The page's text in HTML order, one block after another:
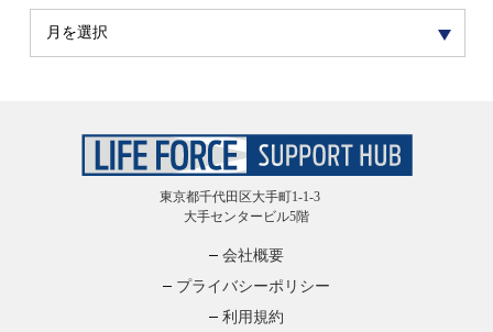
東京都千代田区大手町1-1-3
大手センタービル5階
会社概要
プライバシーポリシー
利用規約